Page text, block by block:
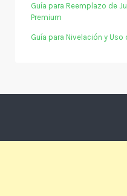
Guía para Reemplazo de
Premium
Guía para Nivelación y